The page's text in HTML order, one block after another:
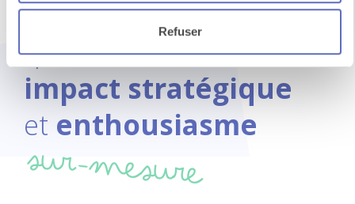
Refuser
Un événement
qui rassemble
impact stratégique
et enthousiasme
sur-mesure